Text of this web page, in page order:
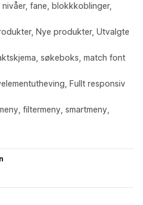
nivåer, fane, blokkkoblinger,
Nye produkter, Utvalgte
søkeboks, match font
Fullt responsiv
filtermeny, smartmeny,